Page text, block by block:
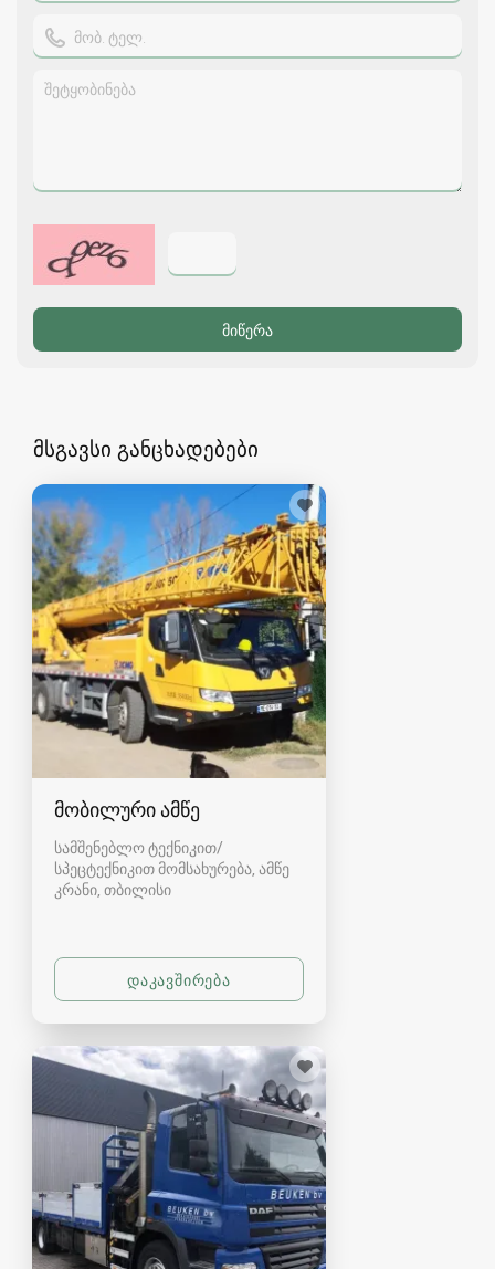
მსგავსი განცხადებები
მობილური ამწე
სამშენებლო ტექნიკით/
სპეცტექნიკით მომსახურება, ამწე
კრანი თბილისი